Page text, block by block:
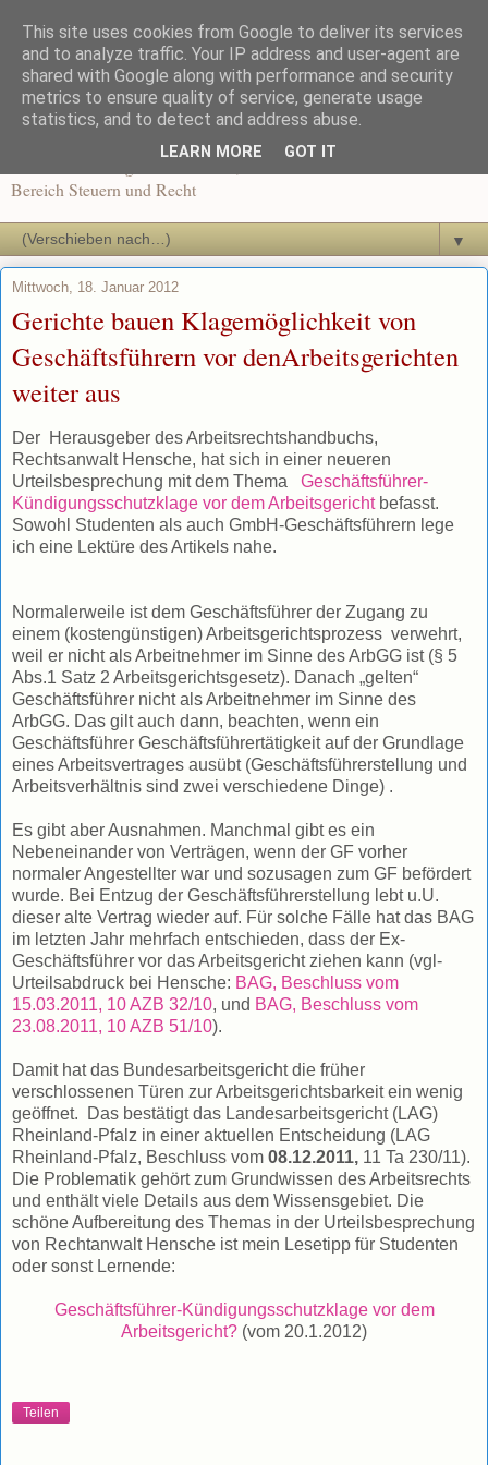
Recht und Steuern in der
Ausbildung
Bereich Steuern und Recht
▼
Mittwoch, 18. Januar 2012
Gerichte bauen Klagemöglichkeit von
Geschäftsführern vor denArbeitsgerichten
weiter aus
Der Herausgeber des Arbeitsrechtshandbuchs,
Rechtsanwalt Hensche, hat sich in einer neueren
Urteilsbesprechung mit dem Thema Geschäftsführer-
Kündigungsschutzklage vor dem Arbeitsgerichtbefasst.
Sowohl Studenten als auch GmbH-Geschäftsführern lege
ich eine Lektüre des Artikels nahe.
Normalerweile ist dem Geschäftsführer der Zugang zu
einem (kostengünstigen) Arbeitsgerichtsprozess verwehrt,
weil er nicht als Arbeitnehmer im Sinne des ArbGG ist (§ 5
Abs.1 Satz 2 Arbeitsgerichtsgesetz). Danach „gelten“
Geschäftsführer nicht als Arbeitnehmer im Sinne des
ArbGG. Das gilt auch dann, beachten, wenn ein
Geschäftsführer Geschäftsführertätigkeit auf der Grundlage
eines Arbeitsvertrages ausübt (Geschäftsführerstellung und
Arbeitsverhältnis sind zwei verschiedene Dinge) .
Es gibt aber Ausnahmen. Manchmal gibt es ein
Nebeneinander von Verträgen, wenn der GF vorher
normaler Angestellter war und sozusagen zum GF befördert
wurde. Bei Entzug der Geschäftsführerstellung lebt u.U.
dieser alte Vertrag wieder auf. Für solche Fälle hat das BAG
im letzten Jahr mehrfach entschieden, dass der Ex-
Geschäftsführer vor das Arbeitsgericht ziehen kann (vgl-
Urteilsabdruck bei Hensche: BAG, Beschluss vom
15.03.2011, 10 AZB 32/10, und BAG, Beschluss vom
23.08.2011, 10 AZB 51/10).
Damit hat das Bundesarbeitsgericht die früher
verschlossenen Türen zur Arbeitsgerichtsbarkeit ein wenig
geöffnet. Das bestätigt das Landesarbeitsgericht (LAG)
Rheinland-Pfalz in einer aktuellen Entscheidung (LAG
Rheinland-Pfalz, Beschluss vom 08.12.2011, 11 Ta 230/11).
Die Problematik gehört zum Grundwissen des Arbeitsrechts
und enthält viele Details aus dem Wissensgebiet. Die
schöne Aufbereitung des Themas in der Urteilsbesprechung
von Rechtanwalt Hensche ist mein Lesetipp für Studenten
oder sonst Lernende:
Geschäftsführer-Kündigungsschutzklage vor dem
Arbeitsgericht? (vom 20.1.2012)
Teilen
This site uses cookies from Google to deliver its services
and to analyze traffic. Your IP address and user-agent are
shared with Google along with performance and security
metrics to ensure quality of service, generate usage
statistics, and to detect and address abuse.
LEARN MORE GOT IT